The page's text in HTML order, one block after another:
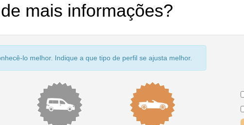
mais informações?
lo melhor. Indique a que tipo de perfil se ajusta melhor.